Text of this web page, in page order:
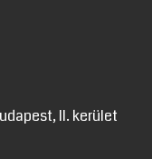
II. kerület